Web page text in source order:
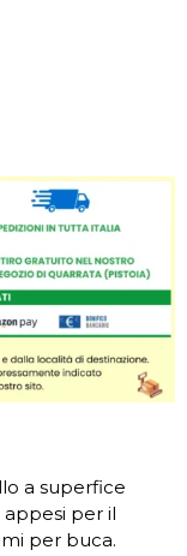
a superfice
appesi per il
per buca.